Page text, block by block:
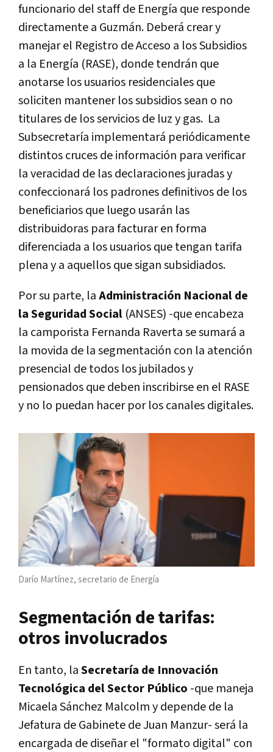
funcionario del staff de Energía que responde
directamente a Guzmán. Deberá crear y
manejar el Registro de Acceso a los Subsidios
a la Energía (RASE), donde tendrán que
anotarse los usuarios residenciales que
soliciten mantener los subsidios sean o no
titulares de los servicios de luz y gas. La
Subsecretaría implementará periódicamente
distintos cruces de información para verificar
la veracidad de las declaraciones juradas y
confeccionará los padrones definitivos de los
beneficiarios que luego usarán las
distribuidoras para facturar en forma
diferenciada a los usuarios que tengan tarifa
plena y a aquellos que sigan subsidiados.
Por su parte, laAdministración Nacional de
la Seguridad Social (ANSES) -que encabeza
la camporista Fernanda Raverta se sumará a
la movida de la segmentación con la atención
presencial de todos los jubilados y
pensionados que deben inscribirse en el RASE
y no lo puedan hacer por los canales digitales.
Darío Martínez, secretario de Energía
Segmentación de tarifas:
otros involucrados
En tanto, laSecretaría de Innovación
Tecnológica del Sector Público -que maneja
Micaela Sánchez Malcolm y depende de la
Jefatura de Gabinete de Juan Manzur- será la
encargada de diseñar el "formato digital" con